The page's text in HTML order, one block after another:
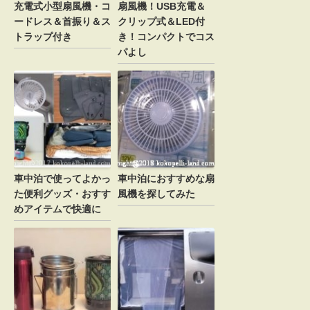
充電式小型扇風機・コ
ードレス＆首振り＆ス
トラップ付き
扇風機！USB充電＆
クリップ式＆LED付
き！コンパクトでコス
パよし
車中泊で使ってよかっ
た便利グッズ・おすす
めアイテムで快適に
車中泊におすすめな扇
風機を探してみた